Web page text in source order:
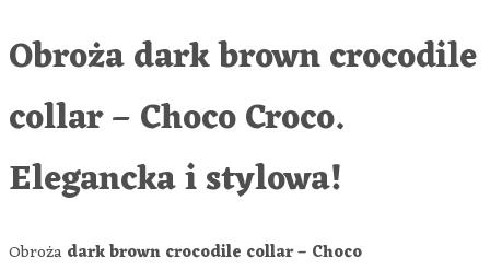
Obroża dark brown crocodile
collar – Choco Croco.
Elegancka i stylowa!
Obrożadark brown crocodile collar – Choco